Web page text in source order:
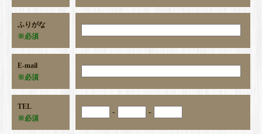
ふりがな
※必須
E-mail
※必須
TEL
※必須
- -